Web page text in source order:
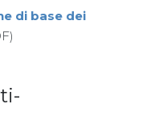
di base dei